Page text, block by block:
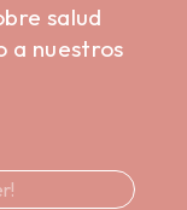
salud
a nuestros